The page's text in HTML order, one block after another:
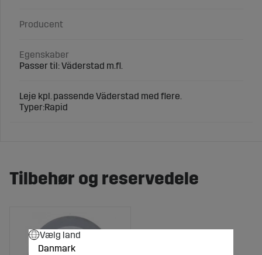
Producent
Egenskaber
Passer til: Väderstad m.fl.
Leje kpl. passende Väderstad med flere.
Typer:Rapid
Tilbehør og reservedele
Vælg land
Danmark